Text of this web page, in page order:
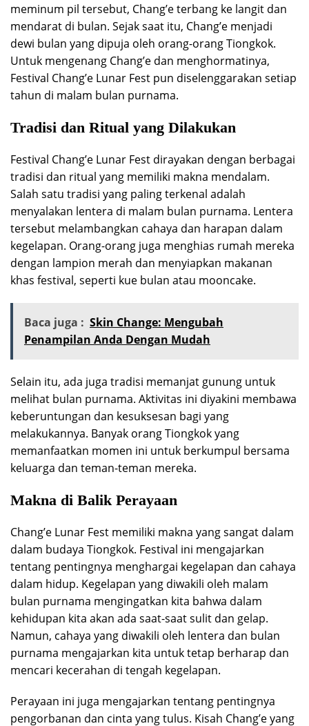
meminum pil tersebut, Chang’e terbang ke langit dan
mendarat di bulan. Sejak saat itu, Chang’e menjadi
dewi bulan yang dipuja oleh orang-orang Tiongkok.
Untuk mengenang Chang’e dan menghormatinya,
Festival Chang’e Lunar Fest pun diselenggarakan setiap
tahun di malam bulan purnama.
Tradisi dan Ritual yang Dilakukan
Festival Chang’e Lunar Fest dirayakan dengan berbagai
tradisi dan ritual yang memiliki makna mendalam.
Salah satu tradisi yang paling terkenal adalah
menyalakan lentera di malam bulan purnama. Lentera
tersebut melambangkan cahaya dan harapan dalam
kegelapan. Orang-orang juga menghias rumah mereka
dengan lampion merah dan menyiapkan makanan
khas festival, seperti kue bulan atau mooncake.
Baca juga : Skin Change: Mengubah
Penampilan Anda Dengan Mudah
Selain itu, ada juga tradisi memanjat gunung untuk
melihat bulan purnama. Aktivitas ini diyakini membawa
keberuntungan dan kesuksesan bagi yang
melakukannya. Banyak orang Tiongkok yang
memanfaatkan momen ini untuk berkumpul bersama
keluarga dan teman-teman mereka.
Makna di Balik Perayaan
Chang’e Lunar Fest memiliki makna yang sangat dalam
dalam budaya Tiongkok. Festival ini mengajarkan
tentang pentingnya menghargai kegelapan dan cahaya
dalam hidup. Kegelapan yang diwakili oleh malam
bulan purnama mengingatkan kita bahwa dalam
kehidupan kita akan ada saat-saat sulit dan gelap.
Namun, cahaya yang diwakili oleh lentera dan bulan
purnama mengajarkan kita untuk tetap berharap dan
mencari kecerahan di tengah kegelapan.
Perayaan ini juga mengajarkan tentang pentingnya
pengorbanan dan cinta yang tulus. Kisah Chang’e yang